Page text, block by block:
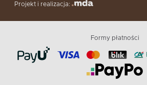
Projekt i realizacja:
Formy płatności